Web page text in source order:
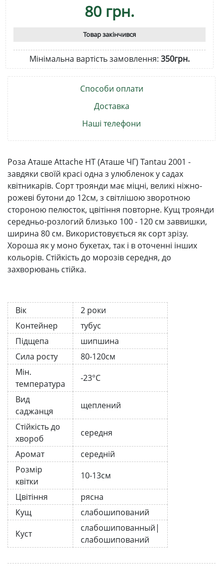
80 грн.
Товар закінчився
Мінімальна вартість замовлення: 350грн.
Способи оплати
Доставка
Наші телефони
Роза Аташе Attache НТ (Аташе ЧГ) Tantau 2001 -
завдяки своїй красі одна з улюбленок у садах
квітникарів. Сорт троянди має міцні, великі ніжно-
рожеві бутони до 12см, з світлішою зворотною
стороною пелюсток, цвітіння повторне. Кущ троянди
середньо-розлогий близько 100 - 120 см заввишки,
ширина 80 см. Використовується як сорт зрізу.
Хороша як у моно букетах, так і в оточенні інших
кольорів. Стійкість до морозів середня, до
захворювань стійка.
Вік
2 роки
Контейнер
тубус
Підщепа
шипшина
Сила росту
80-120см
Мін.
температура
-23°C
Вид
саджанця
щеплений
Стійкість до
хвороб
середня
Аромат
середній
Розмір
квітки
10-13см
Цвітіння
рясна
Кущ
слабошипований
Куст
слабошипованный|
слабошипований